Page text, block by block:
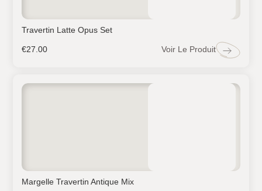
Travertin Latte Opus Set
€27.00 Voir Le Produit
Margelle Travertin Antique Mix